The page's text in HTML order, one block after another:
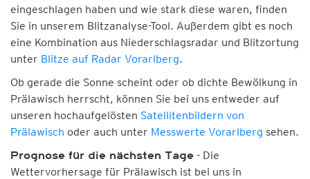
eingeschlagen haben und wie stark diese waren, finden
Sie in unserem Blitzanalyse-Tool. Außerdem gibt es noch
eine Kombination aus Niederschlagsradar und Blitzortung
unter Blitze auf Radar Vorarlberg.
Ob gerade die Sonne scheint oder ob dichte Bewölkung in
Prälawisch herrscht, können Sie bei uns entweder auf
unseren hochaufgelösten Satellitenbildern von
Prälawisch oder auch unter Messwerte Vorarlberg sehen.
Prognose für die nächsten Tage - Die
Wettervorhersage für Prälawisch ist bei uns in